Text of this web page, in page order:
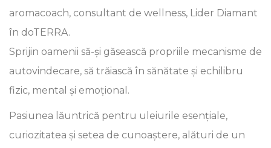
aromacoach, consultant de wellness, Lider Diamant
în doTERRA.
Sprijin oamenii să-și găsească propriile mecanisme de
autovindecare, să trăiască în sănătate și echilibru
fizic, mental și emoțional.
Pasiunea lăuntrică pentru uleiurile esențiale,
curiozitatea și setea de cunoaștere, alături de un